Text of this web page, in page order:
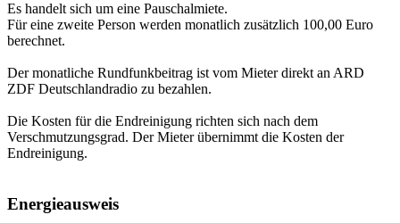
Es handelt sich um eine Pauschalmiete.
Für eine zweite Person werden monatlich zusätzlich 100,00 Euro
berechnet.
Der monatliche Rundfunkbeitrag ist vom Mieter direkt an ARD
ZDF Deutschlandradio zu bezahlen.
Die Kosten für die Endreinigung richten sich nach dem
Verschmutzungsgrad. Der Mieter übernimmt die Kosten der
Endreinigung.
Energieausweis